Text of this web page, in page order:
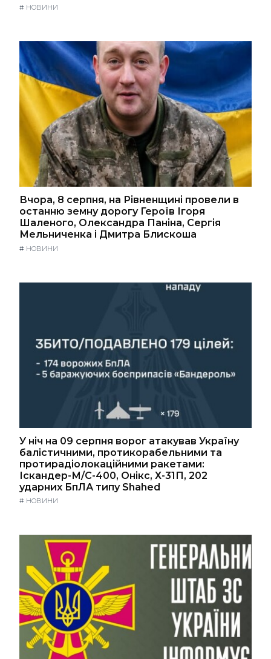
# НОВИНИ
Вчора, 8 серпня, на Рівненщині провели в
останню земну дорогу Героїв Ігоря
Шаленого, Олександра Паніна, Сергія
Мельниченка і Дмитра Блискоша
# НОВИНИ
У ніч на 09 серпня ворог атакував Україну
балістичними, протикорабельними та
протирадіолокаційними ракетами:
Іскандер-М/С-400, Онікс, Х-31П, 202
ударних БпЛА типу Shahed
# НОВИНИ